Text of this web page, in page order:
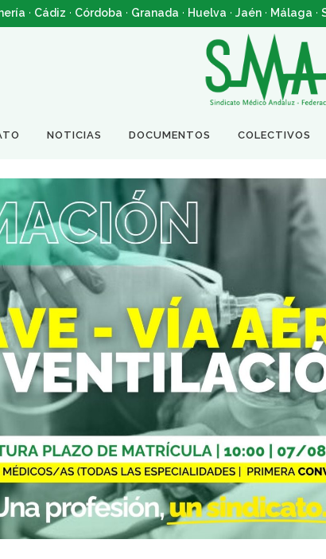
· Cádiz · Córdoba · Granada · Huelva · Jaén · Málaga ·
NOTICIAS DOCUMENTOS COLECTIVOS